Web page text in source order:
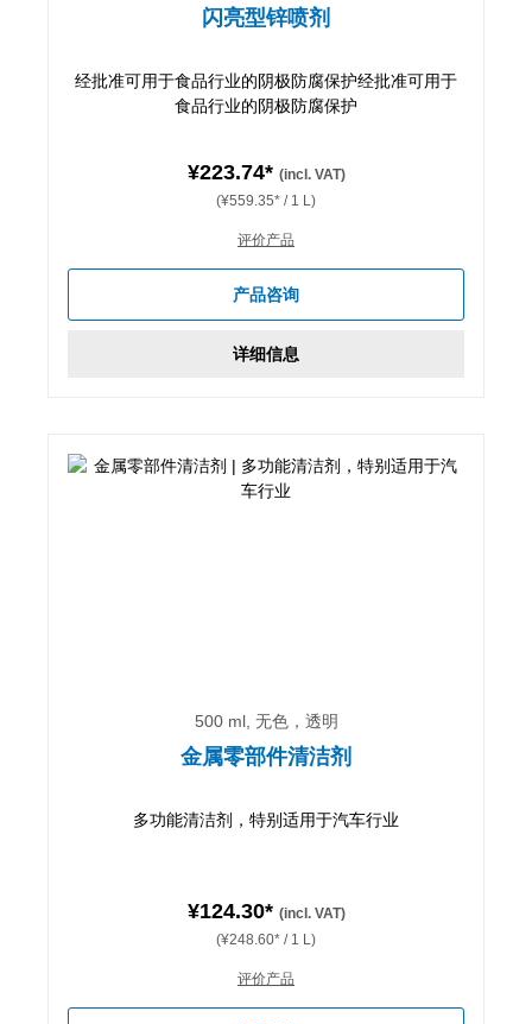
闪亮型锌喷剂
经批准可用于食品行业的阴极防腐保护经批准可用于
食品行业的阴极防腐保护
¥223.74* (incl. VAT)
(¥559.35* / 1 L)
评价产品
产品咨询
详细信息
500 ml, 无色，透明
金属零部件清洁剂
多功能清洁剂，特别适用于汽车行业
¥124.30* (incl. VAT)
(¥248.60* / 1 L)
评价产品